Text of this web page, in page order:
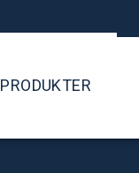
PRODUKTER